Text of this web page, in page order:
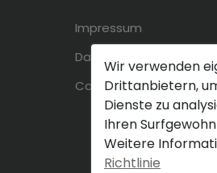
Impressum
Datenschutzerklärung
Cookie-Politik
Wir verwenden
Drittanbietern,
Dienste zu
Ihren
Weitere
Richtlinie